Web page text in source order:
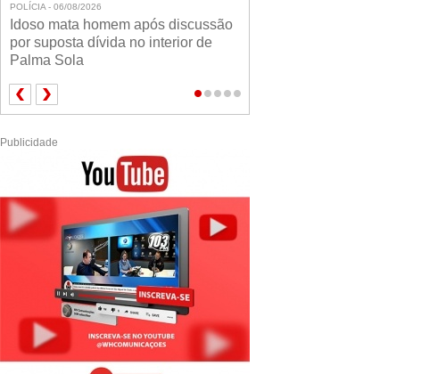
POLÍCIA - 06/08/2026
Idoso mata homem após discussão
por suposta dívida no interior de
Palma Sola
Publicidade